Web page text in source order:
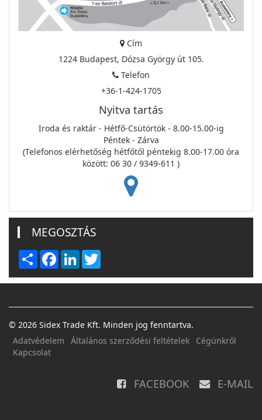
Cím
1224 Budapest, Dózsa György út 105.
Telefon
+36-1-424-1705
Nyitva tartás
Iroda és raktár - Hétfő-Csütörtök - 8.00-15.00-ig
Péntek - Zárva
(Telefonos elérhetőség hétfőtől péntekig 8.00-17.00 óra
között: 06 30 / 9349-611 )
MEGOSZTÁS
Share FacebookLinkedIn
© 2026 Sidex Trade Kft. Minden jog fenntartva.
Adatvédelem
Általános szerződési feltételek
Cégünkről
Kapcsolat
FACEBOOK E-MAIL